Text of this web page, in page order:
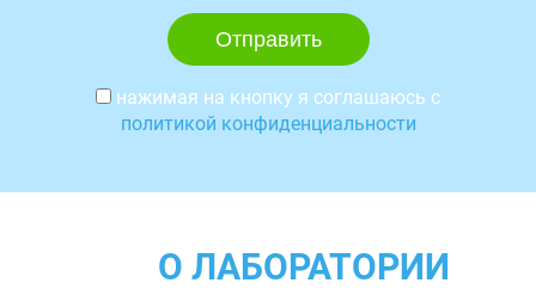
нажимая на кнопку я соглашаюсь с
политикой конфиденциальности
О ЛАБОРАТОРИИ